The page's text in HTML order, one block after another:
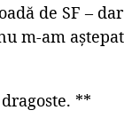
de SF – dar
m-am aștepat
**